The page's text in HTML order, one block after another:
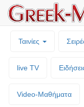
Ταινίες
live TV
Video-Mαθήματα